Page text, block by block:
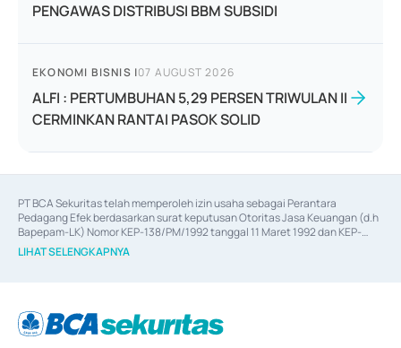
PENGAWAS DISTRIBUSI BBM SUBSIDI
EKONOMI BISNIS |07 AUGUST 2026
ALFI : PERTUMBUHAN 5,29 PERSEN TRIWULAN II
CERMINKAN RANTAI PASOK SOLID
PT BCA Sekuritas telah memperoleh izin usaha sebagai Perantara
Pedagang Efek berdasarkan surat keputusan Otoritas Jasa Keuangan (d.h
Bapepam-LK) Nomor KEP-138/PM/1992 tanggal 11 Maret 1992 dan KEP-
06/D.04/2014 tanggal 28 Februari 2014, izin usaha sebagai Penjamin Emisi
Efek berdasarkan surat keputusan Otoritas Jasa Keuangan Nomor KEP-
berdasarkan surat keputusan Otoritas Jasa Keuangan Nomor S-
67/PM.21/2017 tanggal 3 Februari 2017, dan beberapa izin usaha lainnya
LIHAT SELENGKAPNYA